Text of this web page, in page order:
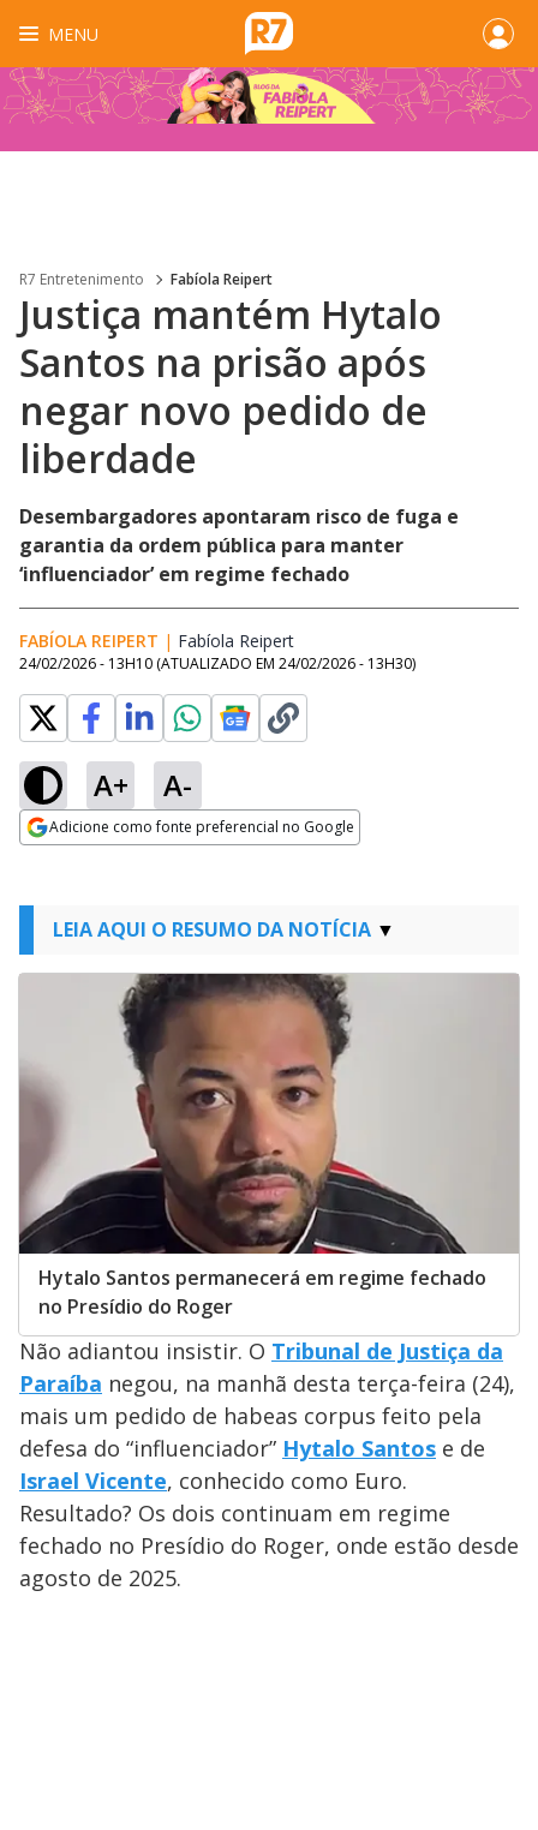
MENU
R7 Entretenimento Fabíola Reipert
Justiça mantém Hytalo
Santos na prisão após
negar novo pedido de
liberdade
Desembargadores apontaram risco de fuga e
garantia da ordem pública para manter
‘influenciador’ em regime fechado
FABÍOLA REIPERT | Fabíola Reipert
24/02/2026 - 13H10 (ATUALIZADO EM 24/02/2026 - 13H30)
A+ A-
Adicione como fonte preferencial no Google
LEIA AQUI O RESUMO DA NOTÍCIA
Hytalo Santos permanecerá em regime fechado
no Presídio do Roger
Não adiantou insistir. O Tribunal de Justiça da
Paraíba negou, na manhã desta terça-feira (24),
mais um pedido de habeas corpus feito pela
defesa do “influenciador” Hytalo Santos e de
Israel Vicente, conhecido como Euro.
Resultado? Os dois continuam em regime
fechado no Presídio do Roger, onde estão desde
agosto de 2025.